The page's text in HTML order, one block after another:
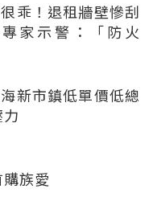
乖！退租牆壁慘刮
家示警：「防火
新市鎮低單價低總
族愛